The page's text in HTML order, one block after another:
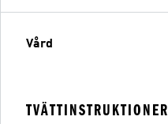
Vård
TVÄTTINSTRUKTIONER